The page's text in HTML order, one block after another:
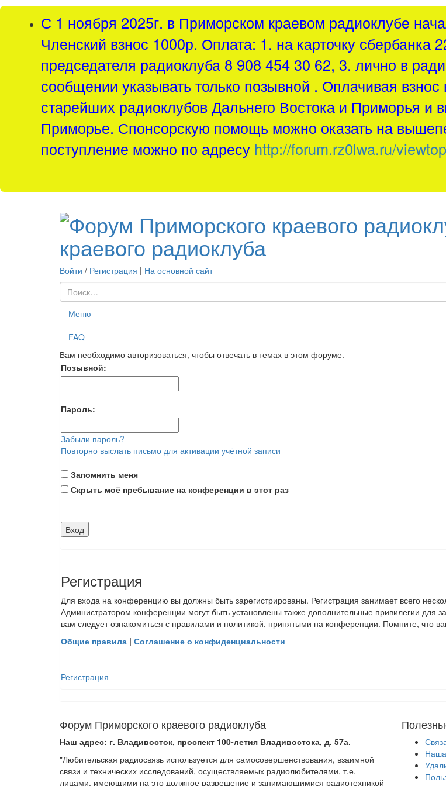
С 1 ноября 2025г. в Приморском краевом радиоклубе
Членский взнос 1000р. Оплата: 1. на карточку
председателя радиоклуба 8 908 454 30 62, 3. лично в
сообщении указывать только позывной . Оплачивая
старейших радиоклубов Дальнего Востока и Приморья и
Приморье. Спонсорскую помощь можно оказать на
поступление можно по адресу http://forum.rz0lwa.ru/
краевого радиоклуба
Войти / Регистрация | На основной сайт
Меню
FAQ
Вам необходимо авторизоваться, чтобы отвечать в темах в этом форуме.
Позывной:
Пароль:
Забыли пароль?
Повторно выслать письмо для активации учётной записи
Запомнить меня
Скрыть моё пребывание на конференции в этот раз
Регистрация
Для входа на конференцию вы должны быть зарегистрированы. Регистрация занимает всего
Администратором конференции могут быть установлены также дополнительные привилегии для
вам следует ознакомиться с правилами и политикой, принятыми на конференции. Помните, что
Общие правила | Соглашение о конфиденциальности
Регистрация
Форум Приморского краевого радиоклуба
Наш адрес: г. Владивосток, проспект 100-летия Владивостока, д. 57а.
"Любительская радиосвязь используется для самосовершенствования, взаимной
связи и технических исследований, осуществляемых радиолюбителями, т.е.
лицами, имеющими на это должное разрешение и занимающимися радиотехникой